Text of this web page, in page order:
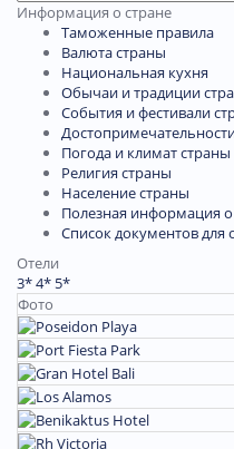
Информация о стране
Таможенные правила
Валюта страны
Национальная кухня
Обычаи и традиции
События и фестивали
Погода и климат страны
Религия страны
Население страны
Полезная информация о
Список документов
Отели
3*4* 5*
Фото